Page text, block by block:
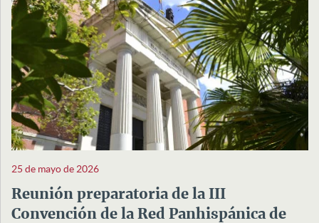
25 de mayo de 2026
Reunión preparatoria de la III
Convención de la Red Panhispánica de